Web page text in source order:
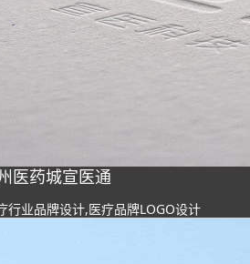
医药城宣医通
行业品牌设计,医疗品牌LOGO设计